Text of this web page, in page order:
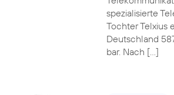
spezialisierte
Tochter Telxius
Deutschland
bar. Nach […]